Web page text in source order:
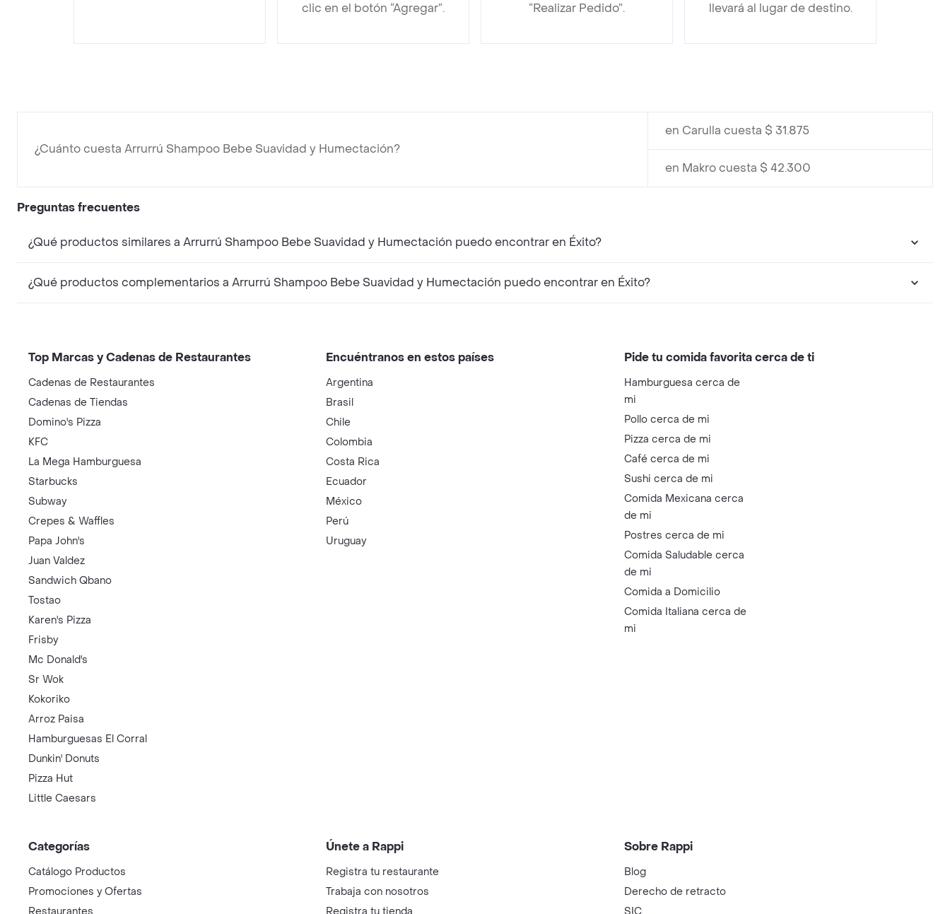
clic en el botón “Agregar”.
“Realizar Pedido”.
llevará al lugar de destino.
¿Cuánto cuesta Arrurrú Shampoo Bebe Suavidad y Humectación?
en Carulla cuesta $ 31.875
en Makro cuesta $ 42.300
Preguntas frecuentes
¿Qué productos similares a Arrurrú Shampoo Bebe Suavidad y Humectación puedo encontrar en Éxito?
¿Qué productos complementarios a Arrurrú Shampoo Bebe Suavidad y Humectación puedo encontrar en Éxito?
Top Marcas y Cadenas de Restaurantes
Cadenas de Restaurantes
Cadenas de Tiendas
Domino's Pizza
KFC
La Mega Hamburguesa
Starbucks
Subway
Crepes & Waffles
Papa John's
Juan Valdez
Sandwich Qbano
Tostao
Karen's Pizza
Frisby
Mc Donald's
Sr Wok
Kokoriko
Arroz Paisa
Hamburguesas El Corral
Dunkin' Donuts
Pizza Hut
Little Caesars
Encuéntranos en estos países
Argentina
Brasil
Chile
Colombia
Costa Rica
Ecuador
México
Perú
Uruguay
Pide tu comida favorita cerca de ti
Hamburguesa cerca de
mi
Pollo cerca de mi
Pizza cerca de mi
Café cerca de mi
Sushi cerca de mi
Comida Mexicana cerca
de mi
Postres cerca de mi
Comida Saludable cerca
de mi
Comida a Domicilio
Comida Italiana cerca de
mi
Categorías
Catálogo Productos
Promociones y Ofertas
Únete a Rappi
Registra tu restaurante
Trabaja con nosotros
Sobre Rappi
Blog
Derecho de retracto